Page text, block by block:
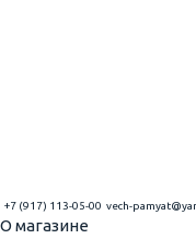
+7 (917) 113-05-00 vech-
О магазине